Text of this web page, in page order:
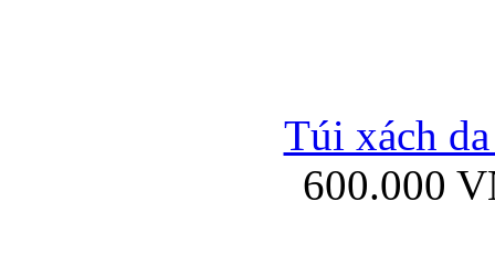
Ốp lưng Samsung
Túi xách
600.000